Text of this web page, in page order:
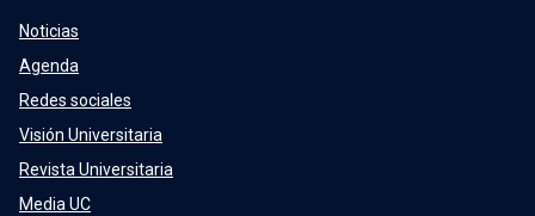
Noticias
Agenda
Redes sociales
Visión Universitaria
Revista Universitaria
Media UC